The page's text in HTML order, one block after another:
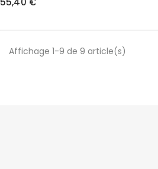
Affichage 1-9 de 9 article(s)